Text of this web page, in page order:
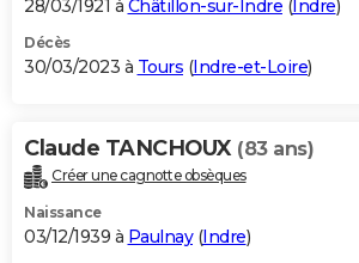
28/03/1921 à Châtillon-sur-Indre ( Indre)
Décès
30/03/2023 à Tours (Indre-et-Loire)
Claude TANCHOUX (83 ans)
Créer une cagnotte obsèques
Naissance
03/12/1939 à Paulnay(Indre)